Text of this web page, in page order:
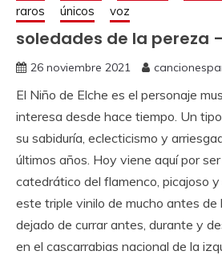
raros
únicos voz
soledades de la pereza
26 noviembre 2021
El Niño de Elche es el personaje
interesa desde hace tiempo. Un
su sabiduría, eclecticismo y
últimos años. Hoy viene aquí por
catedrático del flamenco, picajoso
este triple vinilo de mucho antes de
dejado de currar antes, durante y
en el cascarrabias nacional de la